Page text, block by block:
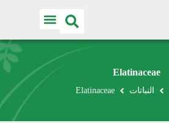
Elatinaceae
النباتات Elatinaceae